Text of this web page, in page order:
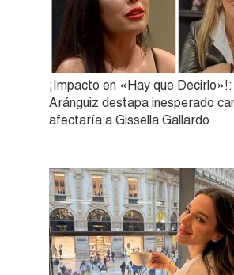
¡Impacto en «Hay que
Aránguiz destapa inesperado
afectaría a Gissella Gallardo